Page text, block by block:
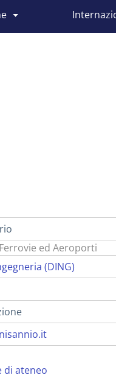
ed Aeroporti
(DING)
di ateneo